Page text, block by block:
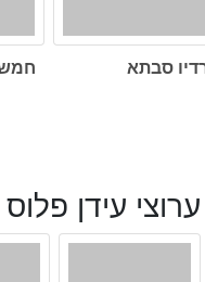
סבתא חמש
ערוצי עידן פלוס